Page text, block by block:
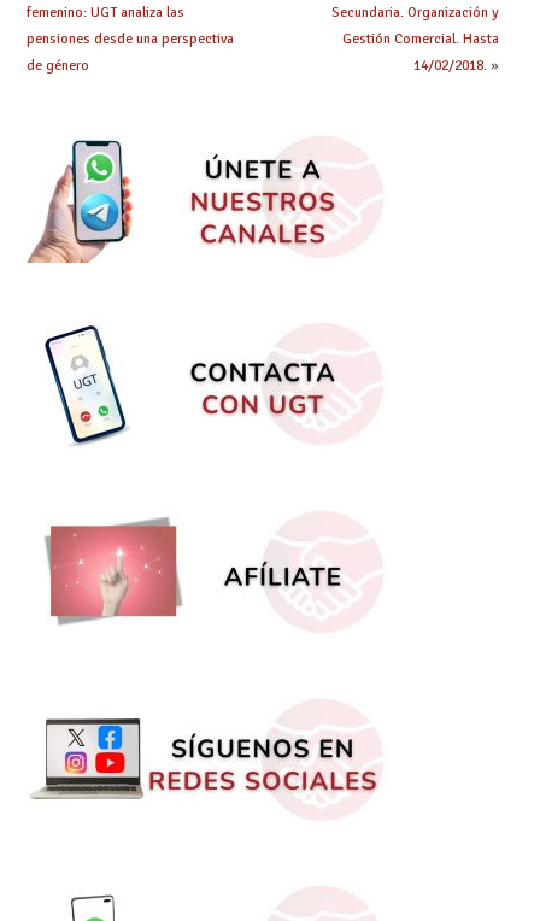
femenino: UGT analiza las
pensiones desde una perspectiva
de género
Secundaria. Organización y
Gestión Comercial. Hasta
14/02/2018.»